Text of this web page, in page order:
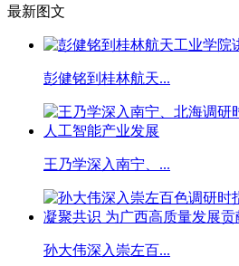
最新图文
彭健铭到桂林航天...
王乃学深入南宁、...
孙大伟深入崇左百...